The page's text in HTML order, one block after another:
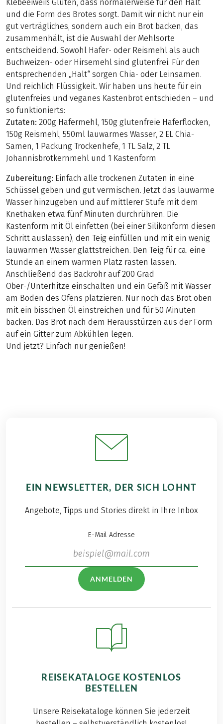
Klebeeiweiß Gluten, dass normalerweise für den Halt
und die Form des Brotes sorgt. Damit wir nicht nur ein
gut verträgliches, sondern auch ein Brot backen, das
zusammenhält, ist die Auswahl der Mehlsorte
entscheidend. Sowohl Hafer- oder Reismehl als auch
Buchweizen- oder Hirsemehl sind glutenfrei. Für den
entsprechenden „Halt“ sorgen Chia- oder Leinsamen.
Und reichlich Flüssigkeit. Wir haben uns heute für ein
glutenfreies und veganes Kastenbrot entschieden – und
so funktionierts:
Zutaten: 200g Hafermehl, 150g glutenfreie Haferflocken,
150g Reismehl, 550ml lauwarmes Wasser, 2 EL Chia-
Samen, 1 Packung Trockenhefe, 1 TL Salz, 2 TL
Johannisbrotkernmehl und 1 Kastenform
Zubereitung: Einfach alle trockenen Zutaten in eine
Schüssel geben und gut vermischen. Jetzt das lauwarme
Wasser hinzugeben und auf mittlerer Stufe mit dem
Knethaken etwa fünf Minuten durchrühren. Die
Kastenform mit Öl einfetten (bei einer Silikonform diesen
Schritt auslassen), den Teig einfüllen und mit ein wenig
lauwarmen Wasser glattstreichen. Den Teig für ca. eine
Stunde an einem warmen Platz rasten lassen.
Anschließend das Backrohr auf 200 Grad
Ober-/Unterhitze einschalten und ein Gefäß mit Wasser
am Boden des Ofens platzieren. Nur noch das Brot oben
mit ein bisschen Öl einstreichen und für 50 Minuten
backen. Das Brot nach dem Herausstürzen aus der Form
auf ein Gitter zum Abkühlen legen.
Und jetzt? Einfach nur genießen!
EIN NEWSLETTER, DER SICH LOHNT
Angebote, Tipps und Stories direkt in Ihre Inbox
E-Mail Adresse
ANMELDEN
REISEKATALOGE KOSTENLOS
BESTELLEN
Unsere Reisekataloge können Sie jederzeit